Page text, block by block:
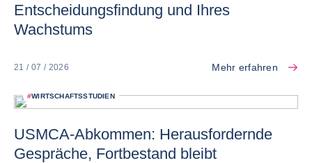
Entscheidungsfindung und Ihres
Wachstums
21 / 07 / 2026 Mehr erfahren
#WIRTSCHAFTSSTUDIEN
USMCA-Abkommen: Herausfordernde
Gespräche, Fortbestand bleibt